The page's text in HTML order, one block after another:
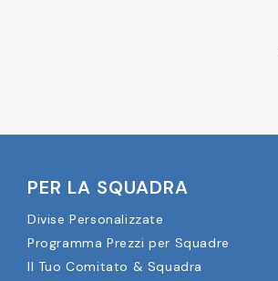
PER LA SQUADRA
Divise Personalizzate
Programma Prezzi per Squadre
Il Tuo Comitato & Squadra